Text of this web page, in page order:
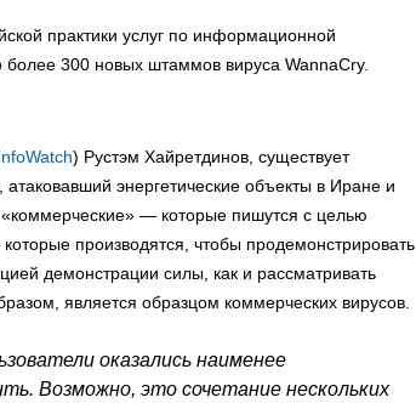
практики услуг по информационной
300 новых штаммов вируса WannaCry.
) Рустэм Хайретдинов, существует
энергетические объекты в Иране и
— которые пишутся с целью
производятся, чтобы продемонстрировать
демонстрации силы, как и рассматривать
является образцом коммерческих вирусов.
оказались наименее
Возможно, это сочетание нескольких